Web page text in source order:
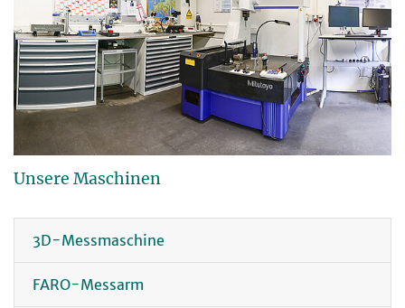
Unsere Maschinen
3D-Messmaschine
FARO-Messarm